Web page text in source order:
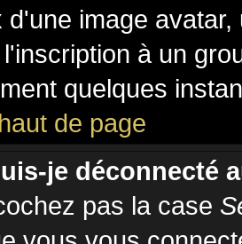
d'une image
à un
quelques
de page
je déconnecté
pas la case